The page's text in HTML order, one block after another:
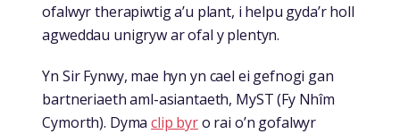
ofalwyr therapiwtig a’u plant, i helpu gyda’r holl
agweddau unigryw ar ofal y plentyn.
Yn Sir Fynwy, mae hyn yn cael ei gefnogi gan
bartneriaeth aml-asiantaeth, MyST (Fy Nhîm
Cymorth). Dymaclip byro rai o’n gofalwyr